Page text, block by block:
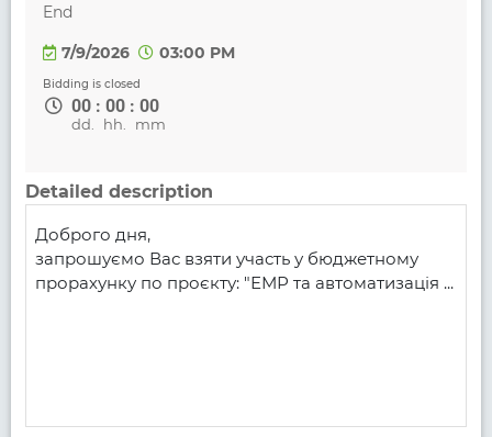
End
7/9/2026 03:00 PM
Bidding is closed
00 : 00 : 00
dd. hh. mm
Detailed description
Доброго дня,
запрошуємо Вас взяти участь у бюджетному
прорахунку по проєкту: "ЕМР та автоматизація ...